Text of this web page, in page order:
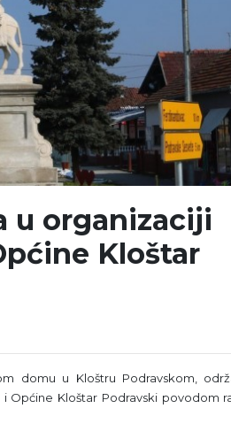
u organizaciji
Kloštar
domu u Kloštru Podravskom,
Općine Kloštar Podravski povodom